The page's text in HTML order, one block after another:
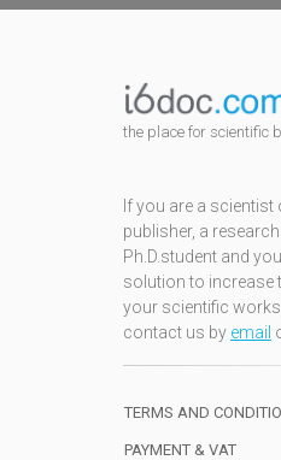
the place for scientific
If you are a scientist
publisher, a
Ph.D.student and
solution to increase
your scientific
contact us by email
TERMS AND
PAYMENT & VAT